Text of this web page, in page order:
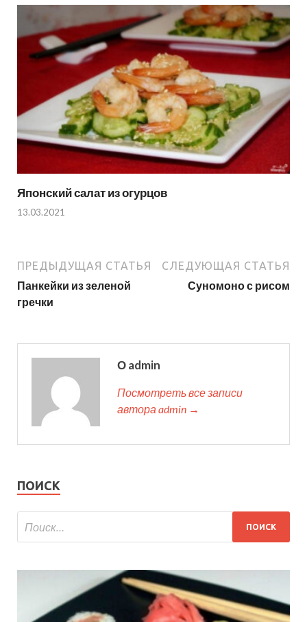
Японский салат из огурцов
13.03.2021
ПРЕДЫДУЩАЯ СТАТЬЯ
Панкейки из зеленой
гречки
СЛЕДУЮЩАЯ СТАТЬЯ
Суномоно с рисом
О admin
Посмотреть все записи
автора admin →
ПОИСК